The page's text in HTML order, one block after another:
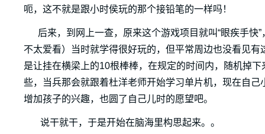
呃，这不就是跟小时侯玩的那个接铅笔的一样吗！
后来，到网上一查，原来这个游戏项目就叫“眼疾手快
不太爱看）当时就学得很好玩的，但平常周边也没看见
是让挂在横梁上的10根棒棒，在规定的时间内，随机掉
些，当兵那会就跟着杜洋老师开始学习单片机，现在自
增加孩子的兴趣，也圆了自己儿时的愿望吧。
说干就干，于是开始在脑海里构思起来。。